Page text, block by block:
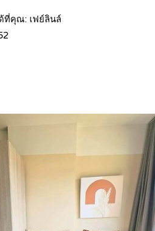
ที่คุณ: เฟย์ลินล์